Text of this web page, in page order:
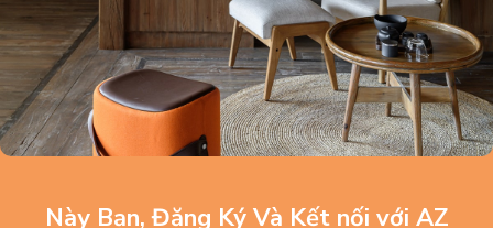
Này Bạn, Đăng Ký Và Kết nối với AZ